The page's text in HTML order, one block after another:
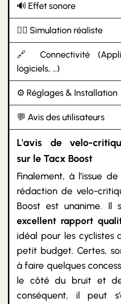
🔊 Effet sonore
🚵‍♂️ Simulation réaliste
🔗 Connectivité
logiciels, ...)
⚙️ Réglages & Installation
💬 Avis des utilisateurs
L'avis de velo-
sur le Tacx Boost
Finalement, à l’issue
rédaction de velo-
Boost est unanime. Il
excellent rapport
idéal pour les cyclistes
petit budget. Certes,
à faire quelques
le côté du bruit et
conséquent, il peut